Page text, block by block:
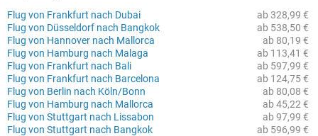
ab 328,99 €
Flug von Frankfurt nach Dubai
ab 538,50 €
Flug von Düsseldorf nach Bangkok
ab 80,19 €
Flug von Hannover nach Mallorca
ab 113,41 €
Flug von Hamburg nach Malaga
ab 597,99 €
Flug von Frankfurt nach Bali
ab 124,75 €
Flug von Frankfurt nach Barcelona
ab 80,08 €
Flug von Berlin nach Köln/Bonn
ab 45,22 €
Flug von Hamburg nach Mallorca
ab 97,99 €
Flug von Stuttgart nach Lissabon
ab 596,99 €
Flug von Stuttgart nach Bangkok